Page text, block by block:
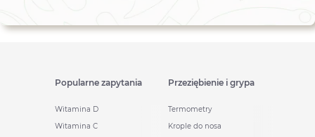
Popularne zapytania
Witamina D
Witamina C
Przeziębienie i grypa
Termometry
Krople do nosa